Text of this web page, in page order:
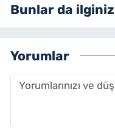
Bunlar da
Yorumlar